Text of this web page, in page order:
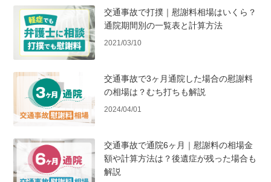
交通事故で打撲｜慰謝料相場はいくら？
通院期間別の一覧表と計算方法
2021/03/10
交通事故で3ヶ月通院した場合の慰謝料
の相場は？むち打ちも解説
2024/04/01
交通事故で通院6ヶ月｜慰謝料の相場金
額や計算方法は？後遺症が残った場合も
解説